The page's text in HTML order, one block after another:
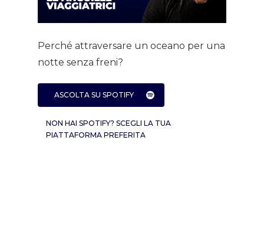
Perché attraversare un oceano per una
notte senza freni?
ASCOLTA SU SPOTIFY
NON HAI SPOTIFY? SCEGLI LA TUA
PIATTAFORMA PREFERITA
Home
About AL
Podcast